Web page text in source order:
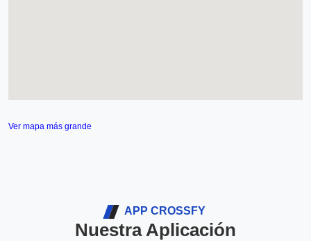
Ver mapa más grande
APP CROSSFY
Nuestra Aplicación